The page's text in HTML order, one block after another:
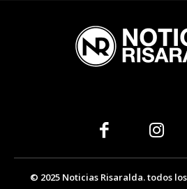
© 2025 Noticias Risaralda. todos